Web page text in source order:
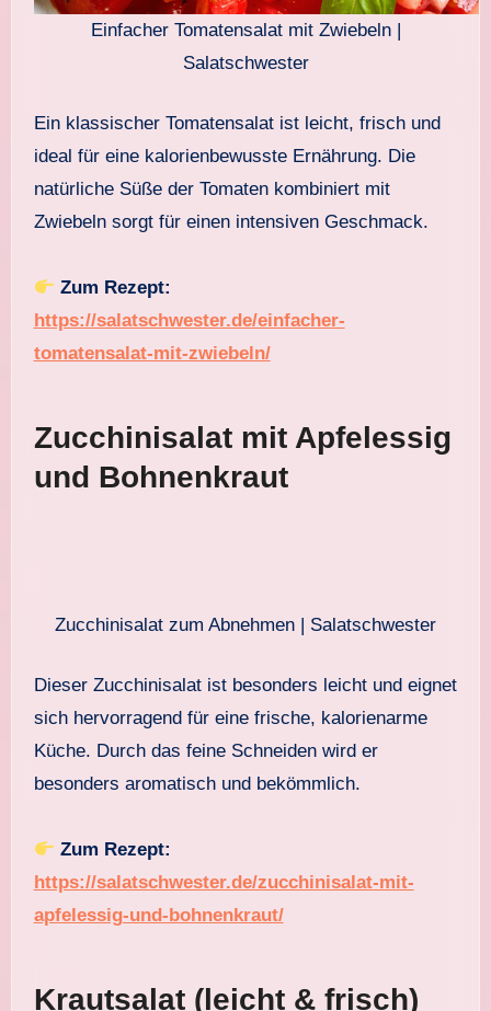
Einfacher Tomatensalat mit Zwiebeln |
Salatschwester
Ein klassischer Tomatensalat ist leicht, frisch und
ideal für eine kalorienbewusste Ernährung. Die
natürliche Süße der Tomaten kombiniert mit
Zwiebeln sorgt für einen intensiven Geschmack.
Zum Rezept:
https://salatschwester.de/einfacher-
tomatensalat-mit-zwiebeln/
Zucchinisalat mit Apfelessig
und Bohnenkraut
Zucchinisalat zum Abnehmen | Salatschwester
Dieser Zucchinisalat ist besonders leicht und eignet
sich hervorragend für eine frische, kalorienarme
Küche. Durch das feine Schneiden wird er
besonders aromatisch und bekömmlich.
Zum Rezept:
https://salatschwester.de/zucchinisalat-mit-
apfelessig-und-bohnenkraut/
Krautsalat (leicht & frisch)